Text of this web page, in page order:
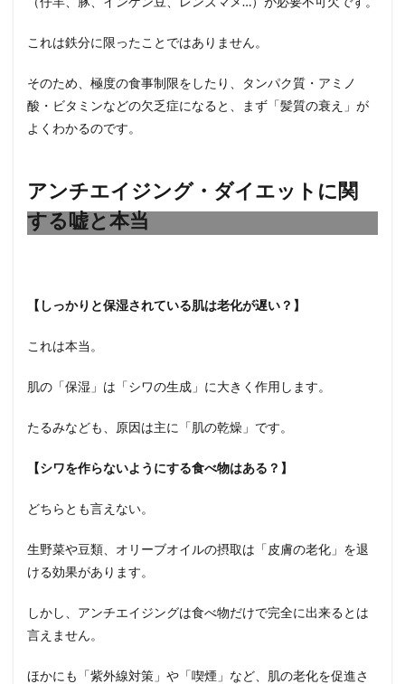
これは鉄分に限ったことではありません。
そのため、極度の食事制限をしたり、タンパク質・アミノ
酸・ビタミンなどの欠乏症になると、まず「髪質の衰え」が
よくわかるのです。
アンチエイジング・ダイエットに関
する嘘と本当
【しっかりと保湿されている肌は老化が遅い？】
これは本当。
肌の「保湿」は「シワの生成」に大きく作用します。
たるみなども、原因は主に「肌の乾燥」です。
【シワを作らないようにする食べ物はある？】
どちらとも言えない。
生野菜や豆類、オリーブオイルの摂取は「皮膚の老化」を退
ける効果があります。
しかし、アンチエイジングは食べ物だけで完全に出来るとは
言えません。
ほかにも「紫外線対策」や「喫煙」など、肌の老化を促進さ